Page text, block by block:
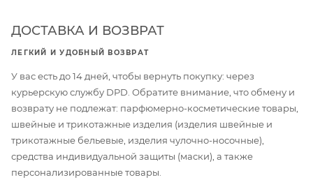
ДОСТАВКА И ВОЗВРАТ
ЛЕГКИЙ И УДОБНЫЙ ВОЗВРАТ
У вас есть до 14 дней, чтобы вернуть покупку: через
курьерскую службу DPD. Обратите внимание, что обмену и
возврату не подлежат: парфюмерно-косметические товары,
швейные и трикотажные изделия (изделия швейные и
трикотажные бельевые, изделия чулочно-носочные),
средства индивидуальной защиты (маски), а также
персонализированные товары.